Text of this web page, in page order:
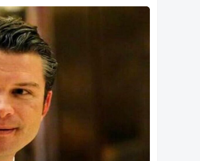
5580 میلیارد تومان پروژه برق در استان بوشهر اجرا